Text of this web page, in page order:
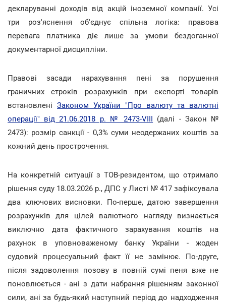
декларуванні доходів від акцій іноземної компанії. Усі
три роз'яснення об'єднує спільна логіка: правова
перевага платника діє лише за умови бездоганної
документарної дисципліни.
Правові засади нарахування пені за порушення
граничних строків розрахунків при експорті товарів
встановлені Законом України "Про валюту та валютні
операції" від 21.06.2018 р. № 2473-VIII (далі - Закон №
2473): розмір санкції - 0,3% суми неодержаних коштів за
кожний день прострочення.
На конкретній ситуації з ТОВ-резидентом, що отримало
рішення суду 18.03.2026 р., ДПС у Листі № 417 зафіксувала
два ключових висновки. По-перше, датою завершення
розрахунків для цілей валютного нагляду визнається
виключно дата фактичного зарахування коштів на
рахунок в уповноваженому банку України - жоден
судовий процесуальний факт її не замінює. По-друге,
після задоволення позову в повній сумі пеня вже не
поновлюється - ані з дати набрання рішенням законної
сили, ані за будь-який наступний період до надходження